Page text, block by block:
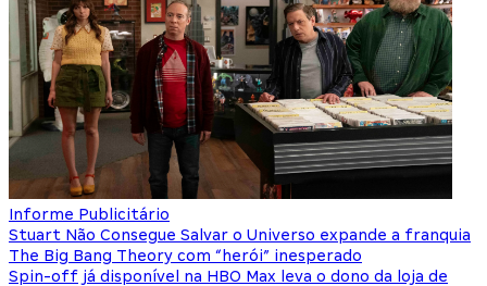
Informe Publicitário
Stuart Não Consegue Salvar o Universo expande a franquia
The Big Bang Theory com “herói” inesperado
Spin-off já disponível na HBO Max leva o dono da loja de